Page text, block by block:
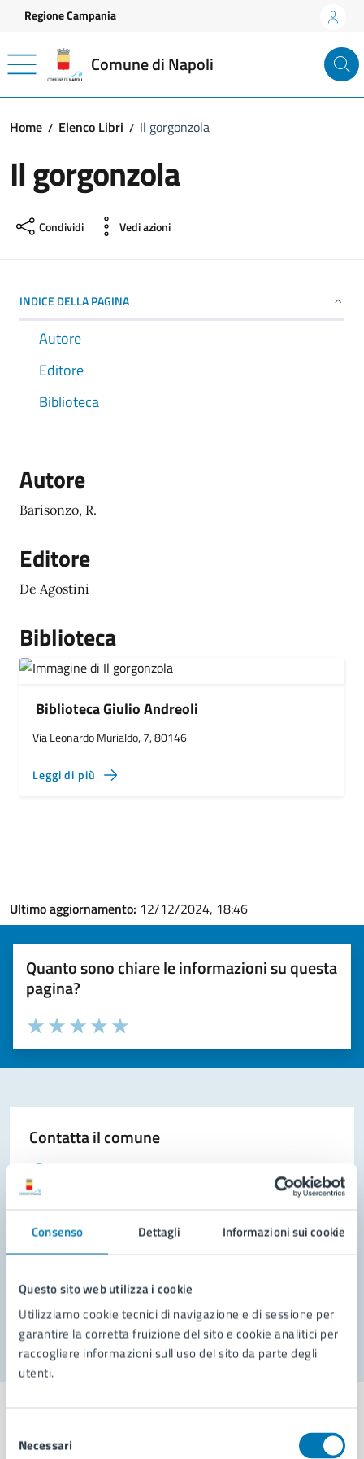
Consenso Dettagli Informazioni sui cookie
Questo sito web utilizza i cookie
Utilizziamo cookie tecnici di navigazione e di sessione per
garantire la corretta fruizione del sito e cookie analitici per
raccogliere informazioni sull'uso del sito da parte degli
utenti.
delNecessari
Vai ai contenuti
Vai al footer
Regione Campania
Comune di Napoli
Home Elenco Libri Il gorgonzola
Il gorgonzola
Condividi Vedi azioni
INDICE DELLA PAGINA
Autore
Editore
Biblioteca
Autore
Barisonzo, R.
Editore
De Agostini
Biblioteca
Biblioteca Giulio Andreoli
Via Leonardo Murialdo, 7, 80146
Leggi di più
Ultimo aggiornamento: 12/12/2024, 18:46
Quanto sono chiare le informazioni su questa
pagina?
Valuta la chiarezza delle informazioni (da 1 a 5 stelle)
Seleziona il numero di stelle per valutare la chiarezza delle
Valuta 5 stelle su 5
Valuta 4 stelle su 5
Valuta 3 stelle su 5
Valuta 2 stelle su 5
Valuta 1 stelle su 5
Contatta il comune
Prenota appuntamento
Problemi in città
Segnala disservizio